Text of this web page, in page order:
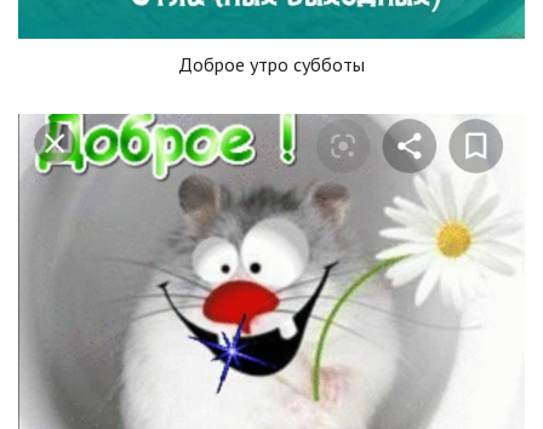
Доброе утро субботы